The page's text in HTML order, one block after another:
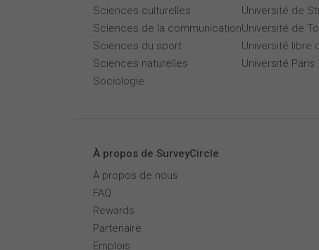
Sciences culturelles
Sciences de la communication
Sciences du sport
Sciences naturelles
Sociologie
Université de
Université de
Université libre
Université
À propos de SurveyCircle
À propos de nous
FAQ
Rewards
Partenaire
Emplois